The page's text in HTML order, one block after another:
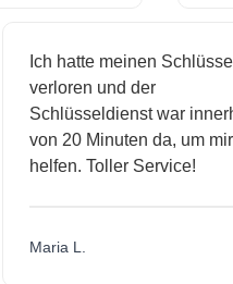
Ich hatte meinen Schlüssel
verloren und der
Schlüsseldienst war
von 20 Minuten da, um mir
helfen. Toller Service!
Maria L.